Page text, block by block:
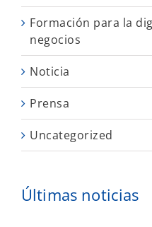
Formación para la
negocios
Noticia
Prensa
Uncategorized
Últimas noticias